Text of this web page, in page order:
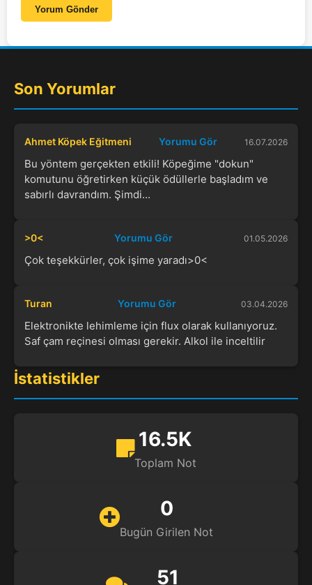
Yorum Gönder
Son Yorumlar
Ahmet Köpek Eğitmeni Yorumu Gör 16.07.2026
Bu yöntem gerçekten etkili! Köpeğime "dokun"
komutunu öğretirken küçük ödüllerle başladım ve
sabırlı davrandım. Şimdi...
>0< Yorumu Gör 01.05.2026
Çok teşekkürler, çok işime yaradı>0<
Turan Yorumu Gör 03.04.2026
Elektronikte lehimleme için flux olarak kullanıyoruz.
Saf çam reçinesi olması gerekir. Alkol ile inceltilir
İstatistikler
16.5K
Toplam Not
0
Bugün Girilen Not
51